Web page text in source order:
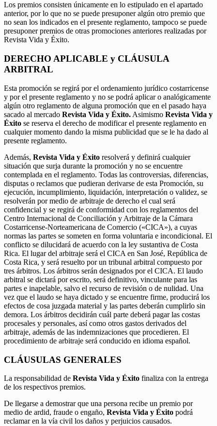
Los premios consisten únicamente en lo estipulado en el apartado
anterior, por lo que no se puede presuponer algún otro premio que
no sean los indicados en el presente reglamento, tampoco se puede
presuponer premios de otras promociones anteriores realizadas por
Revista Vida y Éxito.
DERECHO APLICABLE y CLÁUSULA
ARBITRAL
Esta promoción se regirá por el ordenamiento jurídico costarricense
y por el presente reglamento y no se podrá aplicar o analógicamente
algún otro reglamento de alguna promoción que en el pasado haya
sacado al mercado Revista Vida y Éxito. Asimismo Revista Vida y
Éxito se reserva el derecho de modificar el presente reglamento en
cualquier momento dando la misma publicidad que se le ha dado al
presente reglamento.
Además, Revista Vida y Éxito resolverá y definirá cualquier
situación que surja durante la promoción y no se encuentre
contemplada en el reglamento. Todas las controversias, diferencias,
disputas o reclamos que pudieran derivarse de esta Promoción, su
ejecución, incumplimiento, liquidación, interpretación o validez, se
resolverán por medio de arbitraje de derecho el cual será
confidencial y se regirá de conformidad con los reglamentos del
Centro Internacional de Conciliación y Arbitraje de la Cámara
Costarricense-Norteamericana de Comercio («CICA»), a cuyas
normas las partes se someten en forma voluntaria e incondicional. El
conflicto se dilucidará de acuerdo con la ley sustantiva de Costa
Rica. El lugar del arbitraje será el CICA en San José, República de
Costa Rica, y será resuelto por un tribunal arbitral compuesto por
tres árbitros. Los árbitros serán designados por el CICA. El laudo
arbitral se dictará por escrito, será definitivo, vinculante para las
partes e inapelable, salvo el recurso de revisión o de nulidad. Una
vez que el laudo se haya dictado y se encuentre firme, producirá los
efectos de cosa juzgada material y las partes deberán cumplirlo sin
demora. Los árbitros decidirán cuál parte deberá pagar las costas
procesales y personales, así como otros gastos derivados del
arbitraje, además de las indemnizaciones que procedieren. El
procedimiento de arbitraje será conducido en idioma español.
CLÁUSULAS GENERALES
La responsabilidad de Revista Vida y Éxito finaliza con la entrega
de los respectivos premios.
De llegarse a demostrar que una persona recibe un premio por
medio de ardid, fraude o engaño, Revista Vida y Éxito podrá
reclamar en la vía civil los daños y perjuicios causados.